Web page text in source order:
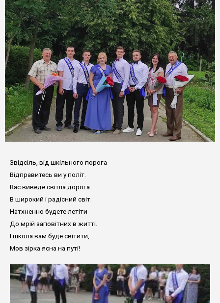
Звідсіль, від шкільного порога
Відправитесь ви у політ.
Вас виведе світла дорога
В широкий і радісний світ.
Натхненно будете летіти
До мрій заповітних в житті.
І школа вам буде світити,
Мов зірка ясна на путі!